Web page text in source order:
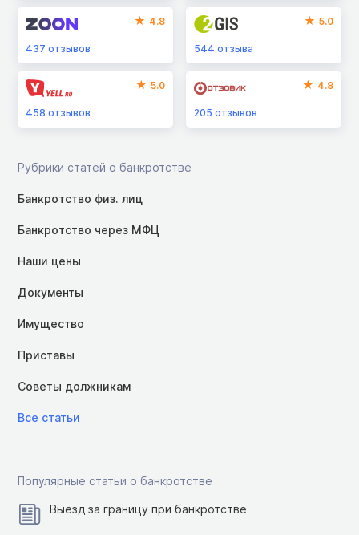
4.8
437 отзывов
5.0
544отзыва
5.0
458 отзывов
4.8
205отзывов
Рубрики статей о банкротстве
Банкротство физ. лиц
Банкротство через МФЦ
Наши цены
Документы
Имущество
Приставы
Советы должникам
Все статьи
Популярные статьи о банкротстве
Выезд за границу при банкротстве